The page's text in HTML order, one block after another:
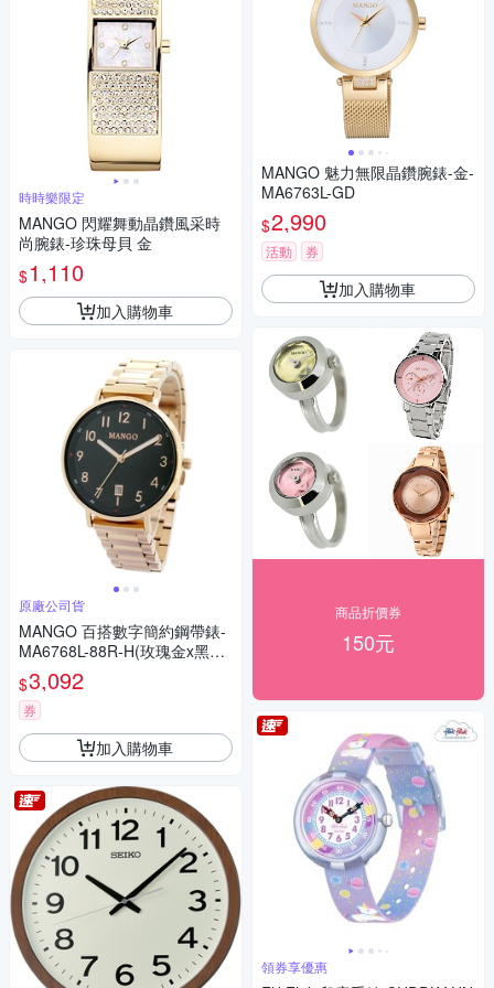
時時樂限定
MANGO 閃耀舞動晶鑽風采時
尚腕錶-珍珠母貝 金
$1,110
加入購物車
原廠公司貨
MANGO 百搭數字簡約鋼帶錶-
MA6768L-88R-H(玫瑰金x黑面/
36mm)
$3,092
券
加入購物車
MANGO 魅力無限晶鑽腕錶-金-
MA6763L-GD
$2,990
活動 券
加入購物車
商品折價券
150元
領券享優惠